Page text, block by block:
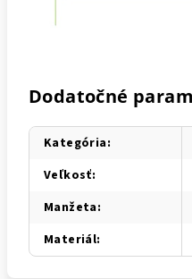
Dodatočné
Kategória:
Veľkosť:
Manžeta:
Materiál: